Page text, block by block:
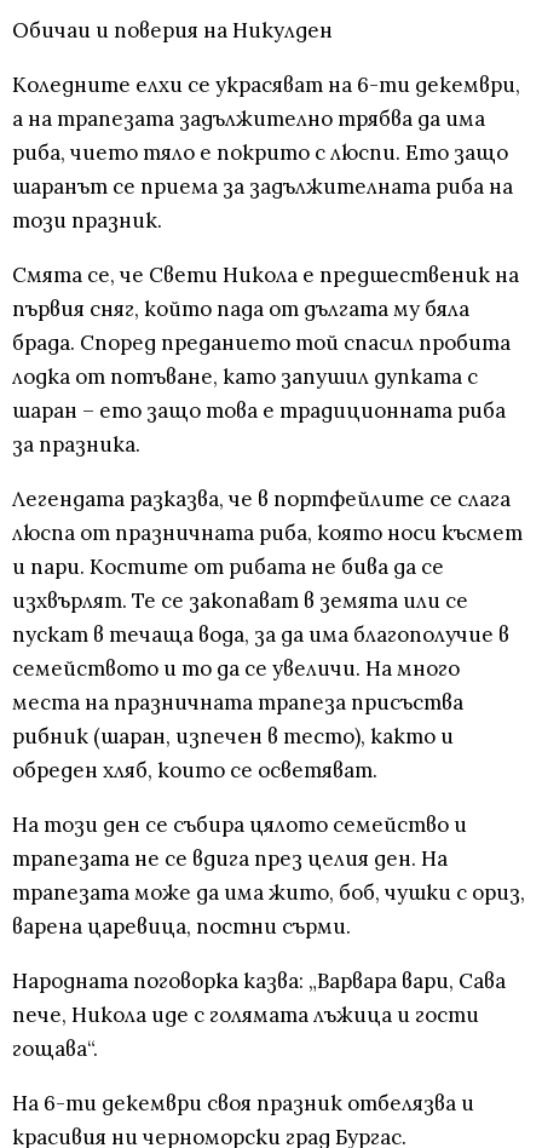
Обичаи и поверия на Никулден
Коледните елхи се украсяват на 6-ти декември,
а на трапезата задължително трябва да има
риба, чието тяло е покрито с люспи. Ето защо
шаранът се приема за задължителната риба на
този празник.
Смята се, че Свети Никола е предшественик на
първия сняг, който пада от дългата му бяла
брада. Според преданието той спасил пробита
лодка от потъване, като запушил дупката с
шаран – ето защо това е традиционната риба
за празника.
Легендата разказва, че в портфейлите се слага
люспа от празничната риба, която носи късмет
и пари. Костите от рибата не бива да се
изхвърлят. Те се закопават в земята или се
пускат в течаща вода, за да има благополучие в
семейството и то да се увеличи. На много
места на празничната трапеза присъства
рибник (шаран, изпечен в тесто), както и
обреден хляб, които се осветяват.
На този ден се събира цялото семейство и
трапезата не се вдига през целия ден. На
трапезата може да има жито, боб, чушки с ориз,
варена царевица, постни сърми.
Народната поговорка казва: „Варвара вари, Сава
пече, Никола иде с голямата лъжица и гости
гощава“.
На 6-ти декември своя празник отбелязва и
красивия ни черноморски град Бургас.